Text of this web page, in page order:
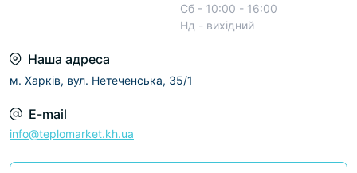
Сб - 10:00 - 16:00
Нд - вихідний
Наша адреса
м. Харків, вул. Нетеченська, 35/1
E-mail
info@teplomarket.kh.ua